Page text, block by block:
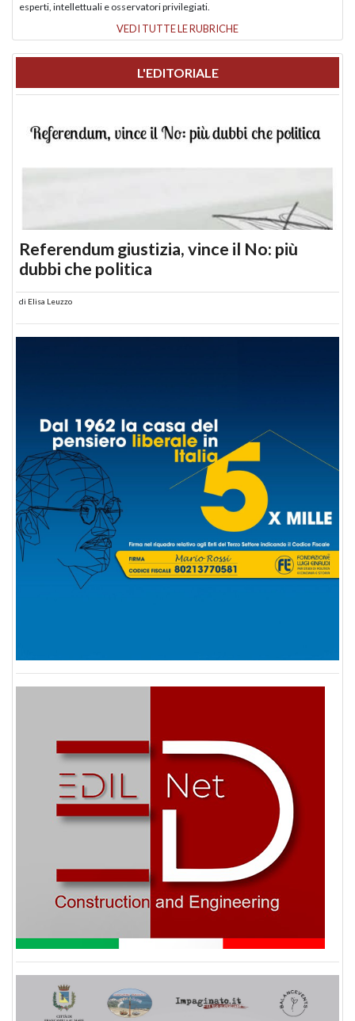
esperti, intellettuali e osservatori privilegiati.
VEDI TUTTE LE RUBRICHE
L'EDITORIALE
Referendum giustizia, vince il No: più
dubbi che politica
di Elisa Leuzzo